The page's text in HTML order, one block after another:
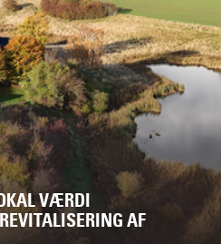
VÆRDI
AF